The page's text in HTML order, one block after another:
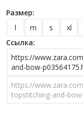
Размер:
l m s xl
Ссылка:
https://
and-bow-
https://
topstitching-and-